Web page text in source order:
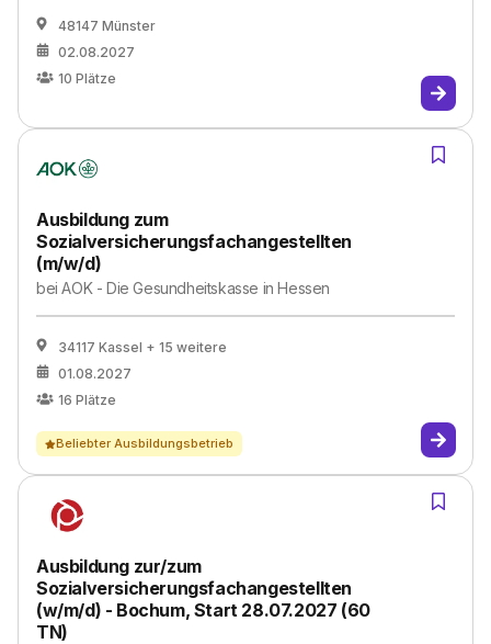
48147 Münster
02.08.2027
10 Plätze
Ausbildung zum
Sozialversicherungsfachangestellten
(m/w/d)
beiAOK - Die Gesundheitskasse in Hessen
34117 Kassel + 15 weitere
01.08.2027
16 Plätze
Beliebter Ausbildungsbetrieb
Ausbildung zur/zum
Sozialversicherungsfachangestellten
(w/m/d) - Bochum, Start 28.07.2027 (60
TN)